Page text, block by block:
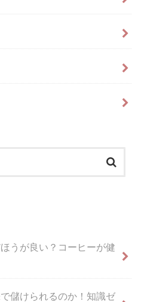
うが良い？コーヒーが健
儲けられるのか！知識ゼ